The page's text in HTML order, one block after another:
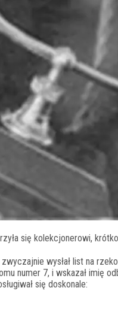
się kolekcjonerowi,
wysłał list na
numer 7, i wskazał imię
się doskonale: